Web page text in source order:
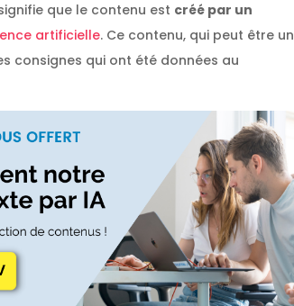
que le contenu est créé par un
artificielle. Ce contenu, qui peut être un
consignes qui ont été données au